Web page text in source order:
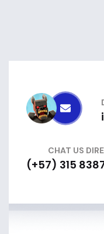
CHAT US
(+57) 315